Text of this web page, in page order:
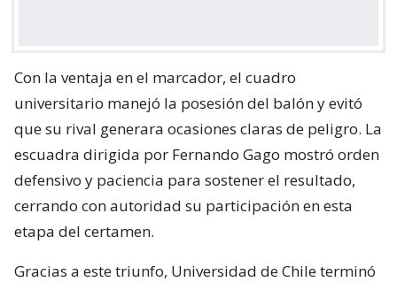
Con la ventaja en el marcador, el cuadro
universitario manejó la posesión del balón y evitó
que su rival generara ocasiones claras de peligro. La
escuadra dirigida por Fernando Gago mostró orden
defensivo y paciencia para sostener el resultado,
cerrando con autoridad su participación en esta
etapa del certamen.
Gracias a este triunfo, Universidad de Chile terminó